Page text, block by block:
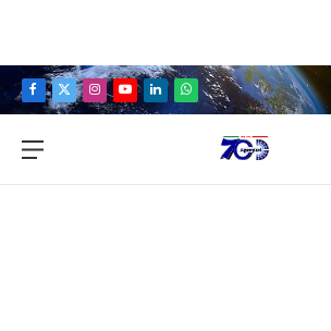
Facebook
X
Instagram
YouTubeLinkedInWhatsApp